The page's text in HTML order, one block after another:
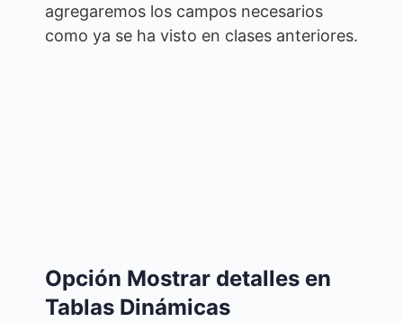
agregaremos los campos necesarios
como ya se ha visto en clases anteriores.
Opción Mostrar detalles en
Tablas Dinámicas